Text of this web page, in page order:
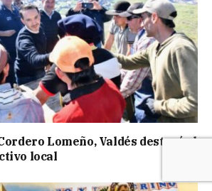
Lomeño, Valdés destacó el
local